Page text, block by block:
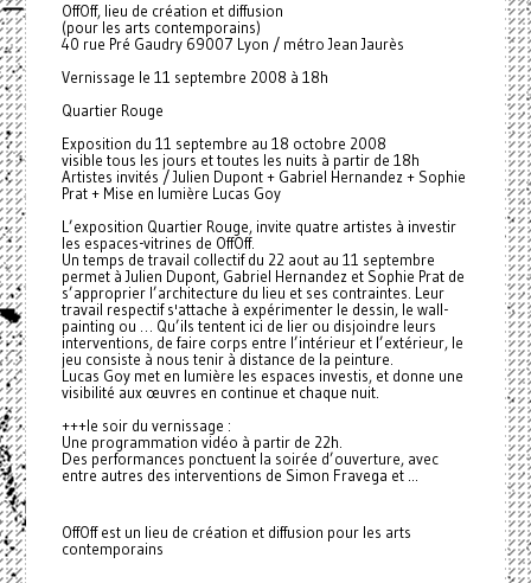
OffOff, lieu de création et diffusion
(pour les arts contemporains)
40 rue Pré Gaudry 69007 Lyon / métro Jean Jaurès
Vernissage le 11 septembre 2008 à 18h
Quartier Rouge
Exposition du 11 septembre au 18 octobre 2008
visible tous les jours et toutes les nuits à partir de 18h
Artistes invités / Julien Dupont + Gabriel Hernandez + Sophie
Prat + Mise en lumière Lucas Goy
L’exposition Quartier Rouge, invite quatre artistes à investir
les espaces-vitrines de OffOff.
Un temps de travail collectif du 22 aout au 11 septembre
permet à Julien Dupont, Gabriel Hernandez et Sophie Prat de
s’approprier l’architecture du lieu et ses contraintes. Leur
travail respectif s'attache à expérimenter le dessin, le wall-
painting ou … Qu’ils tentent ici de lier ou disjoindre leurs
interventions, de faire corps entre l’intérieur et l’extérieur, le
jeu consiste à nous tenir à distance de la peinture.
Lucas Goy met en lumière les espaces investis, et donne une
visibilité aux œuvres en continue et chaque nuit.
+++le soir du vernissage :
Une programmation vidéo à partir de 22h.
Des performances ponctuent la soirée d’ouverture, avec
entre autres des interventions de Simon Fravega et ...
OffOff est un lieu de création et diffusion pour les arts
contemporains